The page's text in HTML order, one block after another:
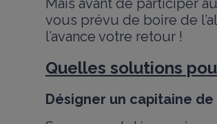
vous prévu de boire de
l’avance votre retour !
Quelles solutions
Désigner un capitaine